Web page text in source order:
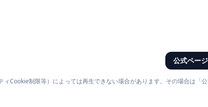
公式ペー
Cookie制限等）によっては再生できない場合があります。その場合は「公